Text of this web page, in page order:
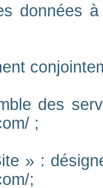
données
des
;
» :
;